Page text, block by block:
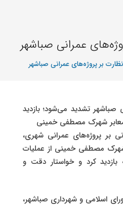
عمرانی صباشهر
بر پروژه‌های عمرانی صباشهر
صباشهر تشدید می‌شود؛ بازدید
معابر شهرک مصطفی خمینی
بر پروژه‌های عمرانی شهری،
مصطفی خمینی از عملیات
بازدید کرد و خواستار دقت و
اسلامی و شهرداری صباشهر،